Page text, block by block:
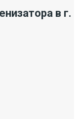
в г.